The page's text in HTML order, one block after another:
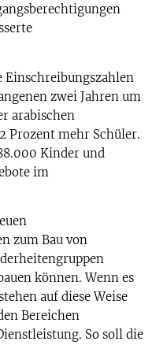
Einschreibungszahlen
zwei Jahren um
arabischen
Prozent mehr Schüler.
Kinder und
im
zum Bau von
können. Wenn es
auf diese Weise
Bereichen
So soll die